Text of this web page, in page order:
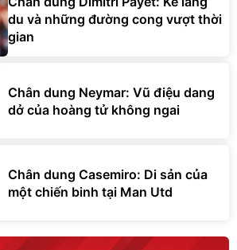
du và những đường cong vượt thời
gian
Chân dung Neymar: Vũ điệu dang
dở của hoàng tử không ngai
Chân dung Casemiro: Di sản của
một chiến binh tại Man Utd